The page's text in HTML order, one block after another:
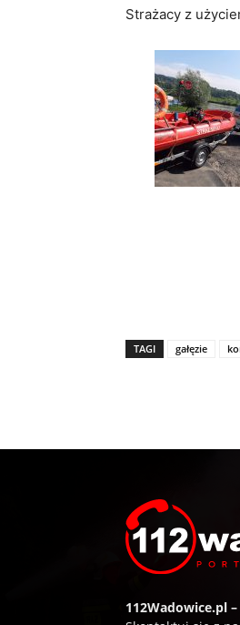
Strażacy z
TAGI gałęzie
112Wadowice.pl